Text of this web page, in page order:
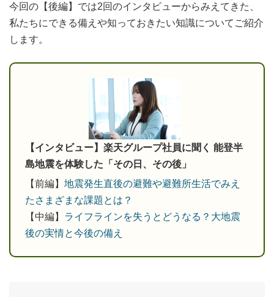
今回の【後編】では2回のインタビューからみえてきた、
私たちにできる備えや知っておきたい知識についてご紹介
します。
【インタビュー】楽天グループ社員に聞く 能登半
島地震を体験した「その日、その後」
【前編】 地震発生直後の避難や避難所生活でみえ
たさまざまな課題とは？
【中編】 ライフラインを失うとどうなる？大地震
後の実情と今後の備え